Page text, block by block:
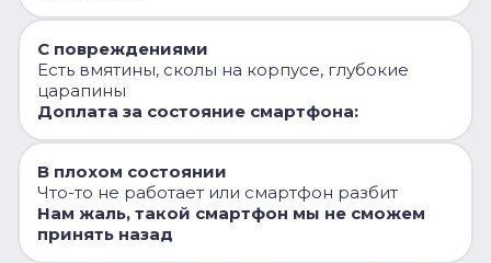
С повреждениями
Есть вмятины, сколы на корпусе, глубокие
царапины
Доплата за состояние смартфона:
В плохом состоянии
Что-то не работает или смартфон разбит
Нам жаль, такой смартфон мы не сможем
принять назад